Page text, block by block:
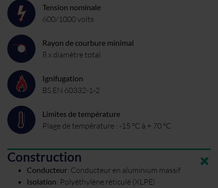
Tension nominale
600/1000 volts
Rayon de courbure minimal
8 x diamètre total
Ignifugation
BS EN 60332-1-2
Limites de température
Plage de température : -15 °C à + 70 °C
Construction
Conducteur: Conducteur en aluminium massif
Isolation: Polyéthylène réticulé (XLPE)